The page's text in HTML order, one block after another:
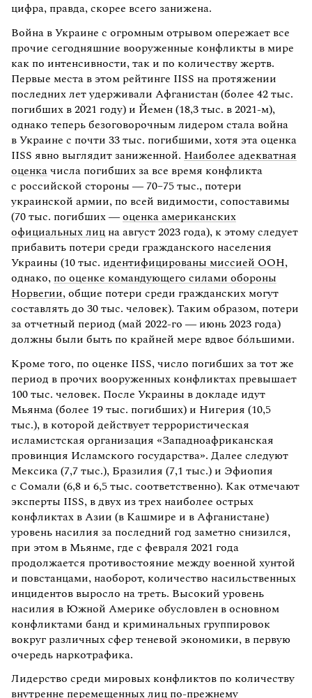
цифра, правда, скорее всего занижена.
Война в Украине с огромным отрывом опережает все
прочие сегодняшние вооруженные конфликты в мире
как по интенсивности, так и по количеству жертв.
Первые места в этом рейтинге IISS на протяжении
последних лет удерживали Афганистан (более 42 тыс.
погибших в 2021 году) и Йемен (18,3 тыс. в 2021-м),
однако теперь безоговорочным лидером стала война
в Украине c почти 33 тыс. погибшими, хотя эта оценка
IISS явно выглядит заниженной. Наиболее адекватная
оценкачисла погибших за все время конфликта
с российской стороны — 70–75 тыс., потери
украинской армии, по всей видимости, сопоставимы
(70 тыс. погибших —оценка американских
официальных лиц на август 2023 года), к этому следует
прибавить потери среди гражданского населения
Украины (10 тыс. идентифицированы миссией ООН,
однако, по оценке командующего силами обороны
Норвегии, общие потери среди гражданских могут
составлять до 30 тыс. человек). Таким образом, потери
за отчетный период (май 2022-го — июнь 2023 года)
должны были быть по крайней мере вдвое бóльшими.
Кроме того, по оценке IISS, число погибших за тот же
период в прочих вооруженных конфликтах превышает
100 тыс. человек. После Украины в докладе идут
Мьянма (более 19 тыс. погибших) и Нигерия (10,5
тыс.), в которой действует террористическая
исламистская организация «Западноафриканская
провинция Исламского государства». Далее следуют
Мексика (7,7 тыс.), Бразилия (7,1 тыс.) и Эфиопия
с Сомали (6,8 и 6,5 тыс. соответственно). Как отмечают
эксперты IISS, в двух из трех наиболее острых
конфликтах в Азии (в Кашмире и в Афганистане)
уровень насилия за последний год заметно снизился,
при этом в Мьянме, где с февраля 2021 года
продолжается противостояние между военной хунтой
и повстанцами, наоборот, количество насильственных
инцидентов выросло на треть. Высокий уровень
насилия в Южной Америке обусловлен в основном
конфликтами банд и криминальных группировок
вокруг различных сфер теневой экономики, в первую
очередь наркотрафика.
Лидерство среди мировых конфликтов по количеству
внутренне перемещенных лиц по-прежнему